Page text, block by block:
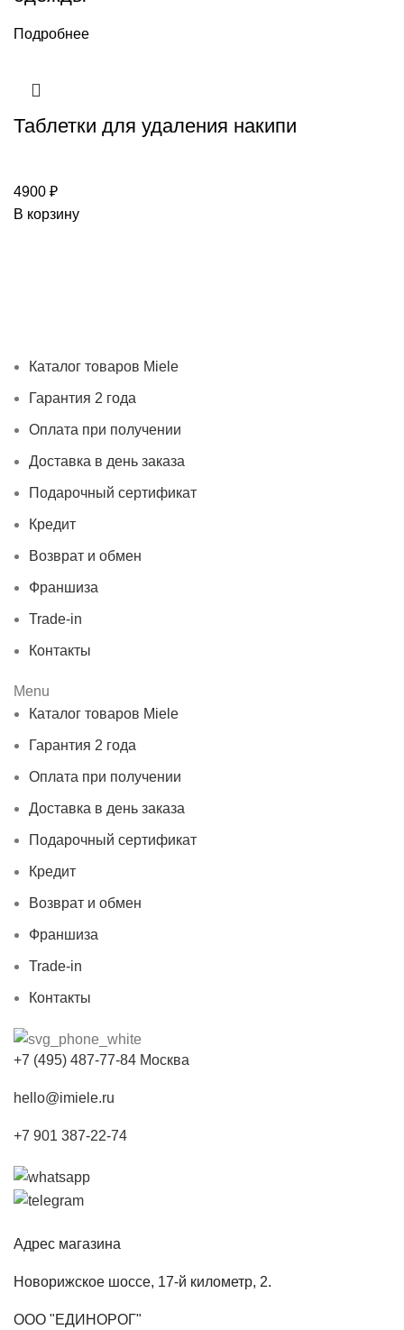
Подробнее
Таблетки для удаления накипи
4900 ₽
В корзину
Каталог товаров Miele
Гарантия 2 года
Оплата при получении
Доставка в день заказа
Подарочный сертификат
Кредит
Возврат и обмен
Франшиза
Trade-in
Контакты
Menu
Каталог товаров Miele
Гарантия 2 года
Оплата при получении
Доставка в день заказа
Подарочный сертификат
Кредит
Возврат и обмен
Франшиза
Trade-in
Контакты
+7 (495) 487-77-84 Москва
hello@imiele.ru
+7 901 387-22-74
Адрес магазина
Новорижское шоссе, 17-й километр, 2.
ООО "ЕДИНОРОГ"